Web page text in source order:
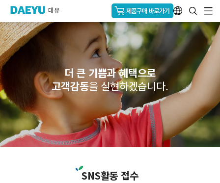
더 큰 기쁨과 혜택으로
고객감동을 실현하겠습니다.
SNS활동 접수